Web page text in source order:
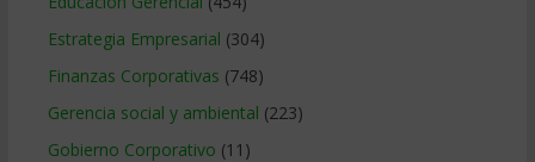
Estrategia Empresarial (304)
Finanzas Corporativas (748)
Gerencia social y ambiental (223)
Gobierno Corporativo (11)